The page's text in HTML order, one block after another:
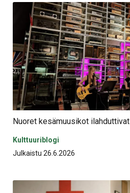
Nuoret kesämuusikot
Kulttuuriblogi
Julkaistu 26.6.2026